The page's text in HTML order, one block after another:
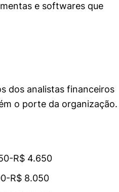
e softwares que
dos analistas financeiros
o porte da organização.
R$ 4.650
R$ 8.050